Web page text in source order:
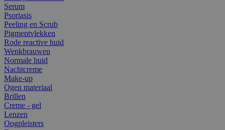
Serum
Psoriasis
Peeling en Scrub
Pigmentvlekken
Rode reactive huid
Wenkbrauwen
Normale huid
Nachtcreme
Make-up
Ogen materiaal
Brillen
Creme - gel
Lenzen
Oogpleisters